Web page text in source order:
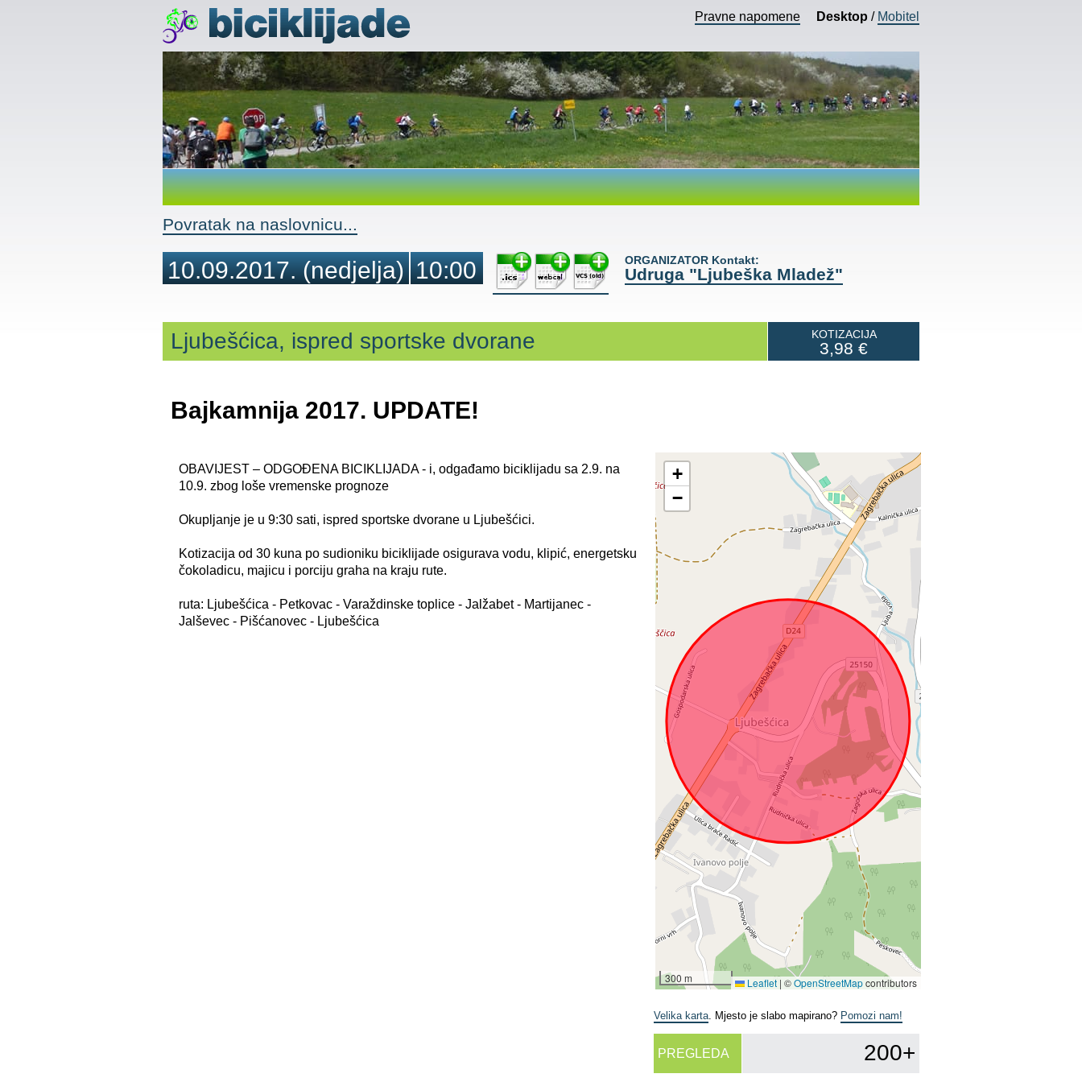
Pravne napomene Desktop / Mobitel
Povratak na naslovnicu...
10.09.2017.(nedjelja) 10:00 ORGANIZATOR Kontakt:
Udruga "Ljubeška Mladež"
Ljubešćica, ispred sportske dvorane KOTIZACIJA
3,98 €
Bajkamnija 2017. UPDATE!
OBAVIJEST – ODGOĐENA BICIKLIJADA - i, odgađamo biciklijadu sa 2.9. na
10.9. zbog loše vremenske prognoze
Okupljanje je u 9:30 sati, ispred sportske dvorane u Ljubešćici.
Kotizacija od 30 kuna po sudioniku biciklijade osigurava vodu, klipić, energetsku
čokoladicu, majicu i porciju graha na kraju rute.
ruta: Ljubešćica - Petkovac - Varaždinske toplice - Jalžabet - Martijanec -
Jalševec - Pišćanovec - Ljubešćica
+
−
300 m Leaflet | ©OpenStreetMapcontributors
Velika karta. Mjesto je slabo mapirano? Pomozi nam!
PREGLEDA 200+